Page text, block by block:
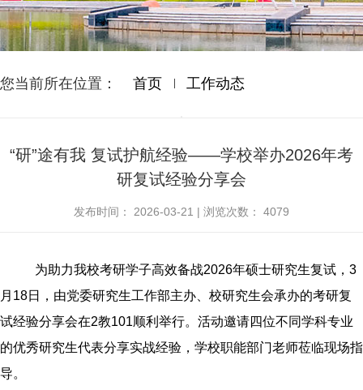
您当前所在位置： 首页 工作动态
“研”途有我 复试护航经验——学校举办2026年考
研复试经验分享会
发布时间： 2026-03-21 | 浏览次数： 4079
为助力我校考研学子高效备战2026年硕士研究生复试， 3
月 18日，由党委研究生工作部主办、校研究生会承办的考研复
试经验分享会在2教101顺利举行。活动邀请四位不同学科专业
的优秀研究生代表分享实战经验， 学校职能部门老师莅临现场指
导。